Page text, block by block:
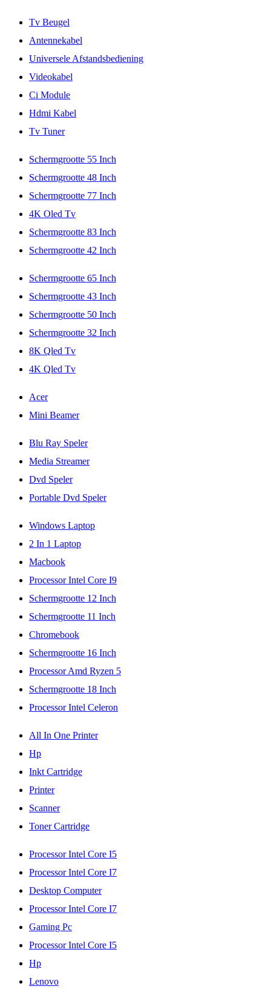
Tv Beugel
Antennekabel
Universele Afstandsbediening
Videokabel
Ci Module
Hdmi Kabel
Tv Tuner
Schermgrootte 55 Inch
Schermgrootte 48 Inch
Schermgrootte 77 Inch
4K Oled Tv
Schermgrootte 83 Inch
Schermgrootte 42 Inch
Schermgrootte 65 Inch
Schermgrootte 43 Inch
Schermgrootte 50 Inch
Schermgrootte 32 Inch
8K Qled Tv
4K Qled Tv
Acer
Mini Beamer
Blu Ray Speler
Media Streamer
Dvd Speler
Portable Dvd Speler
Windows Laptop
2 In 1 Laptop
Macbook
Processor Intel Core I9
Schermgrootte 12 Inch
Schermgrootte 11 Inch
Chromebook
Schermgrootte 16 Inch
Processor Amd Ryzen 5
Schermgrootte 18 Inch
Processor Intel Celeron
All In One Printer
Hp
Inkt Cartridge
Printer
Scanner
Toner Cartridge
Processor Intel Core I5
Processor Intel Core I7
Desktop Computer
Processor Intel Core I7
Gaming Pc
Processor Intel Core I5
Hp
Lenovo